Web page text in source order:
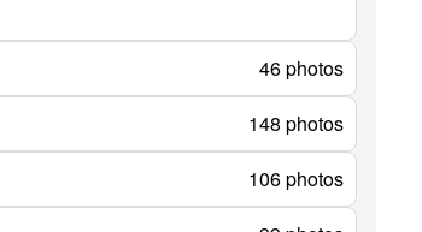
46 photos
148 photos
106 photos